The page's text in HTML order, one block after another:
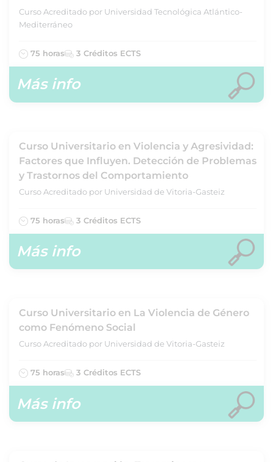
Curso Acreditado por Universidad Tecnológica Atlántico-
Mediterráneo
75 horas 3 Créditos ECTS
Más info
Curso Universitario en Violencia y Agresividad:
Factores que Influyen. Detección de Problemas
y Trastornos del Comportamiento
Curso Acreditado por Universidad de Vitoria-Gasteiz
75 horas 3 Créditos ECTS
Más info
Curso Universitario en La Violencia de Género
como Fenómeno Social
Curso Acreditado por Universidad de Vitoria-Gasteiz
75 horas 3 Créditos ECTS
Más info